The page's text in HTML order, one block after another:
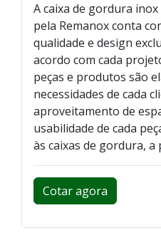
A caixa de gordura
pela Remanox conta
qualidade e design
acordo com cada
peças e produtos são
necessidades de cada
aproveitamento de
usabilidade de cada
às caixas de gordura, a
Cotar agora